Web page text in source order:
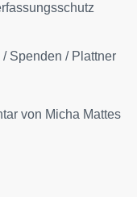
Spenden / Plattner
von Micha Mattes